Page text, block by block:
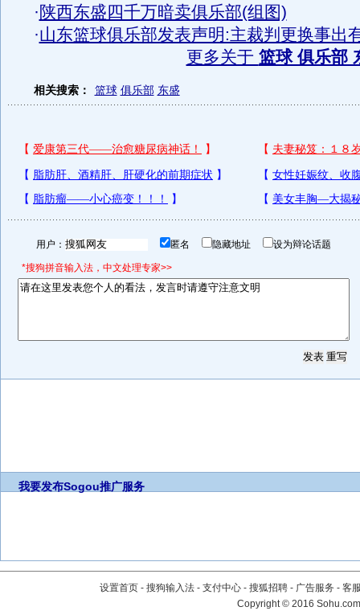
·陕西东盛四千万暗卖俱乐部(组图)
·山东篮球俱乐部发表声明:主裁判更换事出
更多关于 篮球 俱乐部
相关搜索： 篮球 俱乐部 东盛
用户： 匿名 隐藏地址 设为辩论话题
*搜狗拼音输入法，中文处理专家>>
我要发布Sogou推广服务
设置首页 - 搜狗输入法 - 支付中心 - 搜狐招聘 - 广告服务 - 客
Copyright©2016